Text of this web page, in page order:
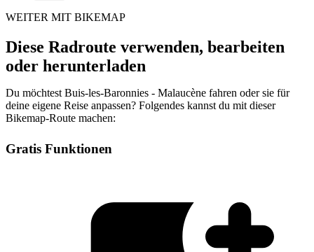
WEITER MIT BIKEMAP
Diese Radroute verwenden, bearbeiten
oder herunterladen
Du möchtest Buis-les-Baronnies - Malaucène fahren oder sie für
deine eigene Reise anpassen? Folgendes kannst du mit dieser
Bikemap-Route machen:
Gratis Funktionen